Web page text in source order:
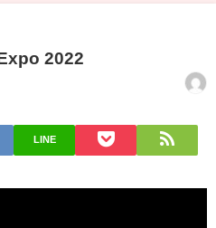
2022
LINE